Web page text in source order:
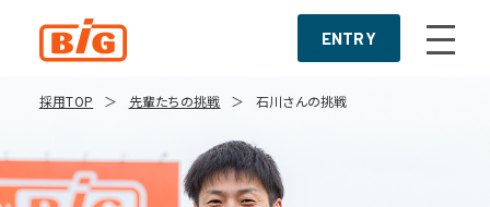
ENTRY
採用TOP 先輩たちの挑戦 石川さんの挑戦